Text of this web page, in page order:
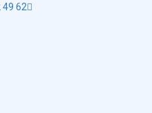
49 62